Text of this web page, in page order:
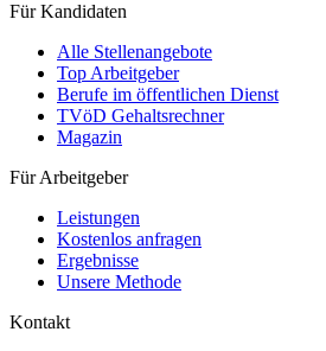
Für Kandidaten
Alle Stellenangebote
Top Arbeitgeber
Berufe im öffentlichen Dienst
TVöD Gehaltsrechner
Magazin
Für Arbeitgeber
Leistungen
Kostenlos anfragen
Ergebnisse
Unsere Methode
Kontakt